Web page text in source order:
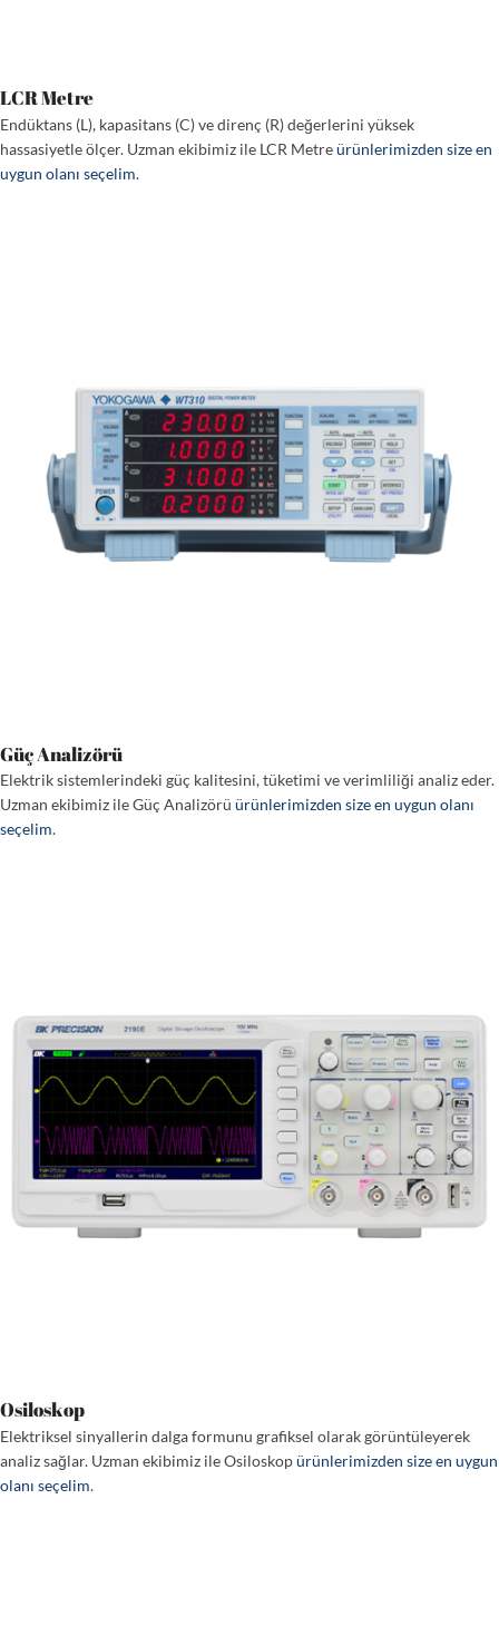
LCR Metre
Endüktans (L), kapasitans (C) ve direnç (R) değerlerini yüksek
hassasiyetle ölçer. Uzman ekibimiz ile LCR Metreürünlerimizden size en
uygun olanı seçelim.
Güç Analizörü
Elektrik sistemlerindeki güç kalitesini, tüketimi ve verimliliği analiz eder.
Uzman ekibimiz ile Güç Analizörü ürünlerimizden size en uygun olanı
seçelim.
Osiloskop
Elektriksel sinyallerin dalga formunu grafiksel olarak görüntüleyerek
analiz sağlar. Uzman ekibimiz ile Osiloskopürünlerimizden size en uygun
olanı seçelim.